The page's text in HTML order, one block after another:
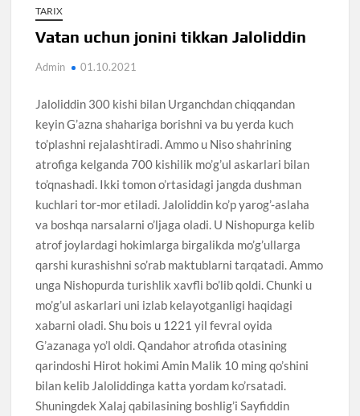
TARIX
Vatan uchun jonini tikkan Jaloliddin
Admin 01.10.2021
Jaloliddin 300 kishi bilan Urganchdan chiqqandan
keyin G’azna shahariga borishni va bu yerda kuch
to’plashni rejalashtiradi. Ammo u Niso shahrining
atrofiga kelganda 700 kishilik mo’g’ul askarlari bilan
to’qnashadi. Ikki tomon o’rtasidagi jangda dushman
kuchlari tor-mor etiladi. Jaloliddin ko’p yarog’-aslaha
va boshqa narsalarni o’ljaga oladi. U Nishopurga kelib
atrof joylardagi hokimlarga birgalikda mo’g’ullarga
qarshi kurashishni so’rab maktublarni tarqatadi. Ammo
unga Nishopurda turishlik xavfli bo’lib qoldi. Chunki u
mo’g’ul askarlari uni izlab kelayotganligi haqidagi
xabarni oladi. Shu bois u 1221 yil fevral oyida
G’azanaga yo’l oldi. Qandahor atrofida otasining
qarindoshi Hirot hokimi Amin Malik 10 ming qo’shini
bilan kelib Jaloliddinga katta yordam ko’rsatadi.
Shuningdek Xalaj qabilasining boshlig’i Sayfiddin